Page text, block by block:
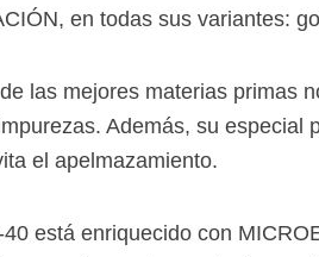
Agricultura ecológica
en todas sus variantes:
las mejores materias primas
Además, su especial
el apelmazamiento.
está enriquecido con